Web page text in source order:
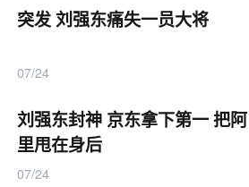
突发 刘强东痛失一员大将
07/24
刘强东封神 京东拿下第一 把阿
里甩在身后
07/24